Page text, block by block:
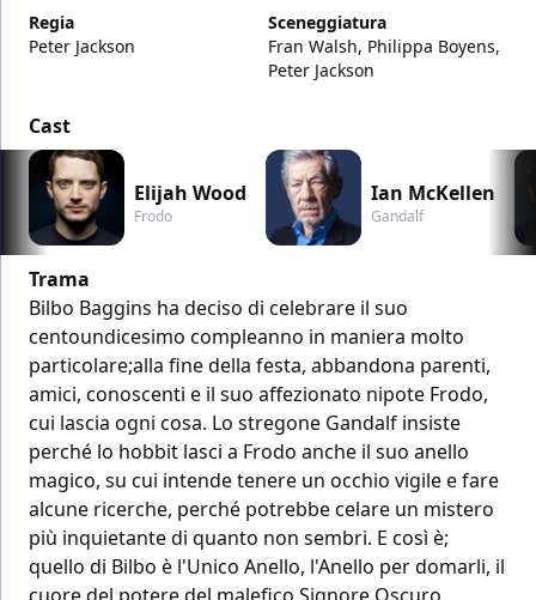
Regia
Peter Jackson
Sceneggiatura
Fran Walsh, Philippa Boyens,
Peter Jackson
Cast
Elijah Wood
Frodo
Ian McKellen
Gandalf
Trama
Bilbo Baggins ha deciso di celebrare il suo
centoundicesimo compleanno in maniera molto
particolare;alla fine della festa, abbandona parenti,
amici, conoscenti e il suo affezionato nipote Frodo,
cui lascia ogni cosa. Lo stregone Gandalf insiste
perché lo hobbit lasci a Frodo anche il suo anello
magico, su cui intende tenere un occhio vigile e fare
alcune ricerche, perché potrebbe celare un mistero
più inquietante di quanto non sembri. E così è;
quello di Bilbo è l'Unico Anello, l'Anello per domarli, il